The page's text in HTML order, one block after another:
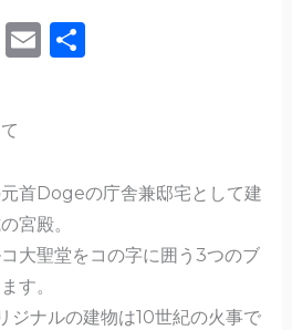
E 共
首Dogeの庁舎兼邸宅として建
宮殿。
大聖堂をコの字に囲う3つのブ
す。
ジナルの建物は10世紀の火事で